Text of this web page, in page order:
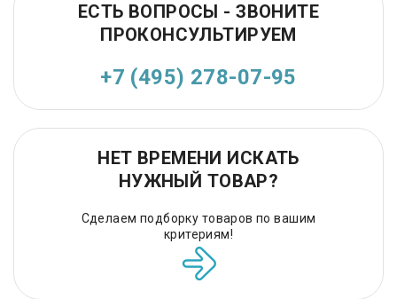
ЕСТЬ ВОПРОСЫ - ЗВОНИТЕ
ПРОКОНСУЛЬТИРУЕМ
+7 (495) 278-07-95
НЕТ ВРЕМЕНИ ИСКАТЬ
НУЖНЫЙ ТОВАР?
Сделаем подборку товаров по вашим
критериям!